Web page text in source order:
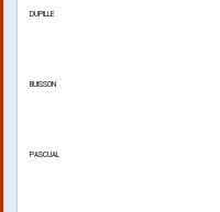
DUPILLE
BUISSON
PASCUAL